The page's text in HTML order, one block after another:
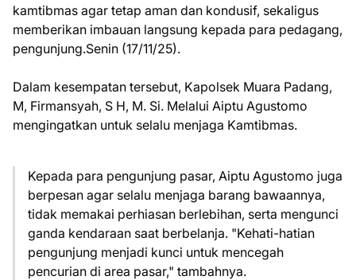
kamtibmas agar tetap aman dan kondusif, sekaligus
memberikan imbauan langsung kepada para pedagang,
pengunjung.Senin (17/11/25).
Dalam kesempatan tersebut, Kapolsek Muara Padang,
M, Firmansyah, S H, M. Si. Melalui Aiptu Agustomo
mengingatkan untuk selalu menjaga Kamtibmas.
Kepada para pengunjung pasar, Aiptu Agustomo juga
berpesan agar selalu menjaga barang bawaannya,
tidak memakai perhiasan berlebihan, serta mengunci
ganda kendaraan saat berbelanja. "Kehati-hatian
pengunjung menjadi kunci untuk mencegah
pencurian di area pasar," tambahnya.